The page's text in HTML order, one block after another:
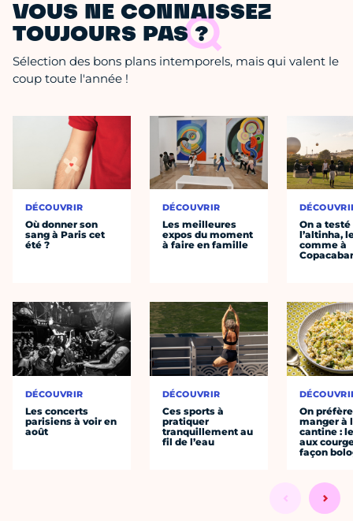
VOUS NE CONNAISSEZ
TOUJOURS PAS ?
Sélection des bons plans intemporels, mais qui valent le
coup toute l'année !
DÉCOUVRIR
Où donner son
sang à Paris cet
été ?
DÉCOUVRIR
Les concerts
parisiens à voir en
août
DÉCOUVRIR
Les meilleures
expos du moment
à faire en famille
DÉCOUVRIR
Ces sports à
pratiquer
tranquillement au
fil de l’eau
On a testé
l’altinha,
comme à
On préfère
manger à
cantine :
aux
façon